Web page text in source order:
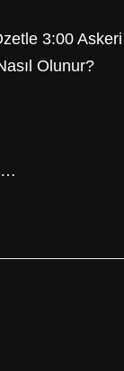
3:00
Olunur?